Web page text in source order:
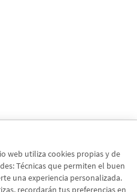
web utiliza cookies propias y de
Técnicas que permiten el buen
una experiencia personalizada.
recordarán tus preferencias en